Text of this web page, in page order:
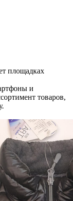
площадках
и
товаров,